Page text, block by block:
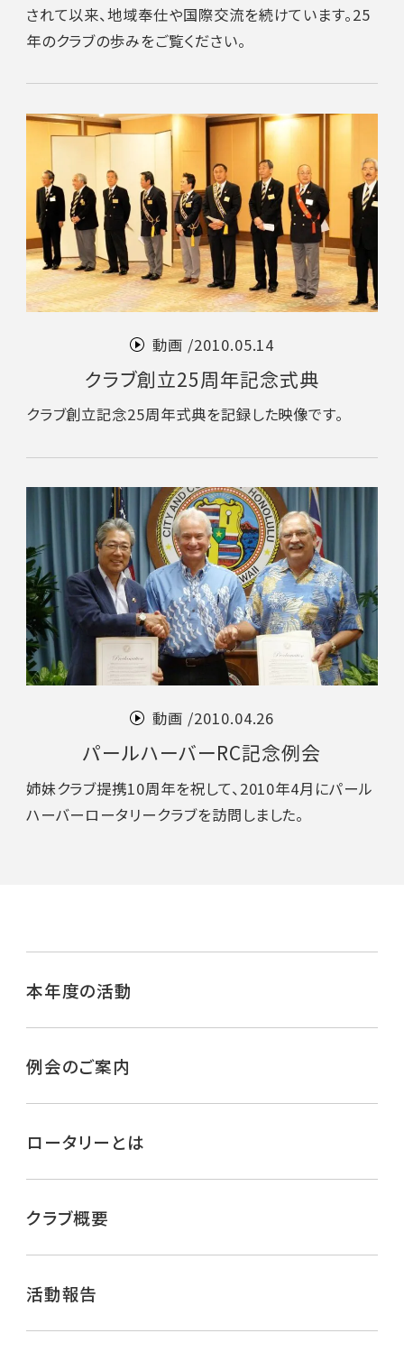
されて以来、地域奉仕や国際交流を続けています。25
年のクラブの歩みをご覧ください。
動画 /2010.05.14
クラブ創立25周年記念式典
クラブ創立記念25周年式典を記録した映像です。
動画 /2010.04.26
パールハーバーRC記念例会
姉妹クラブ提携10周年を祝して、2010年4月にパール
ハーバーロータリークラブを訪問しました。
本年度の活動
例会のご案内
ロータリーとは
クラブ概要
活動報告